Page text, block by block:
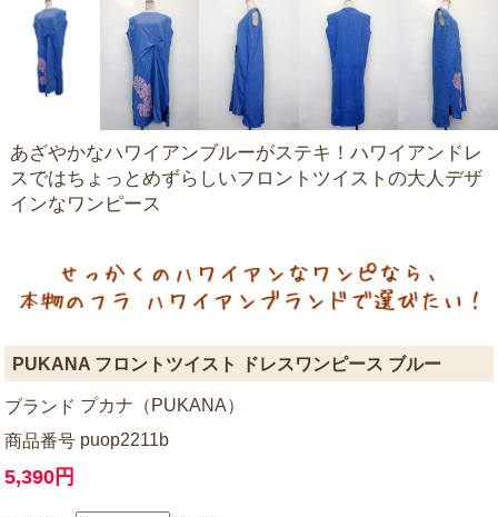
あざやかなハワイアンブルーがステキ！ハワイアンドレ
スではちょっとめずらしいフロントツイストの大人デザ
インなワンピース
PUKANA フロントツイスト ドレスワンピース ブルー
ブランド プカナ（PUKANA）
商品番号 puop2211b
5,390円